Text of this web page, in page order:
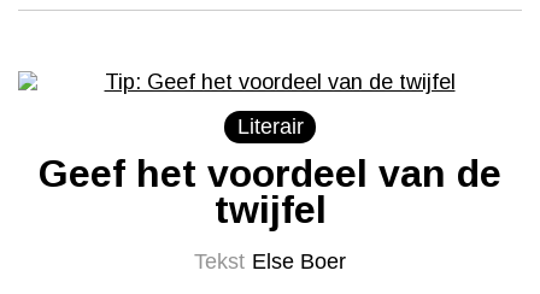
Literair
Geef het voordeel van de
twijfel
Tekst Else Boer